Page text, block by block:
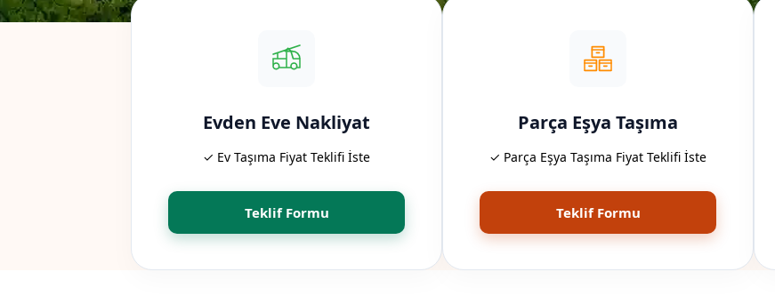
Evden Eve Nakliyat
✓ Ev Taşıma Fiyat Teklifi İste
Teklif Formu
Parça Eşya Taşıma
✓ Parça Eşya Taşıma Fiyat Teklifi İste
Teklif Formu